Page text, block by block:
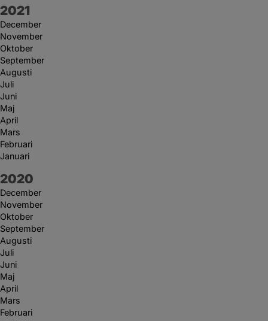
År:
2021
December
November
Oktober
September
Augusti
Juli
Juni
Maj
April
Mars
Februari
Januari
År:
2020
December
November
Oktober
September
Augusti
Juli
Juni
Maj
April
Mars
Februari